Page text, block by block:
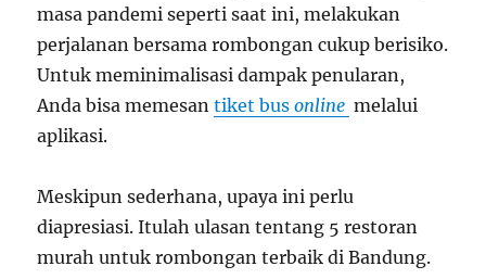
masa pandemi seperti saat ini, melakukan
perjalanan bersama rombongan cukup berisiko.
Untuk meminimalisasi dampak penularan,
Anda bisa memesantiket busonline melalui
aplikasi.
Meskipun sederhana, upaya ini perlu
diapresiasi. Itulah ulasan tentang 5 restoran
murah untuk rombongan terbaik di Bandung.